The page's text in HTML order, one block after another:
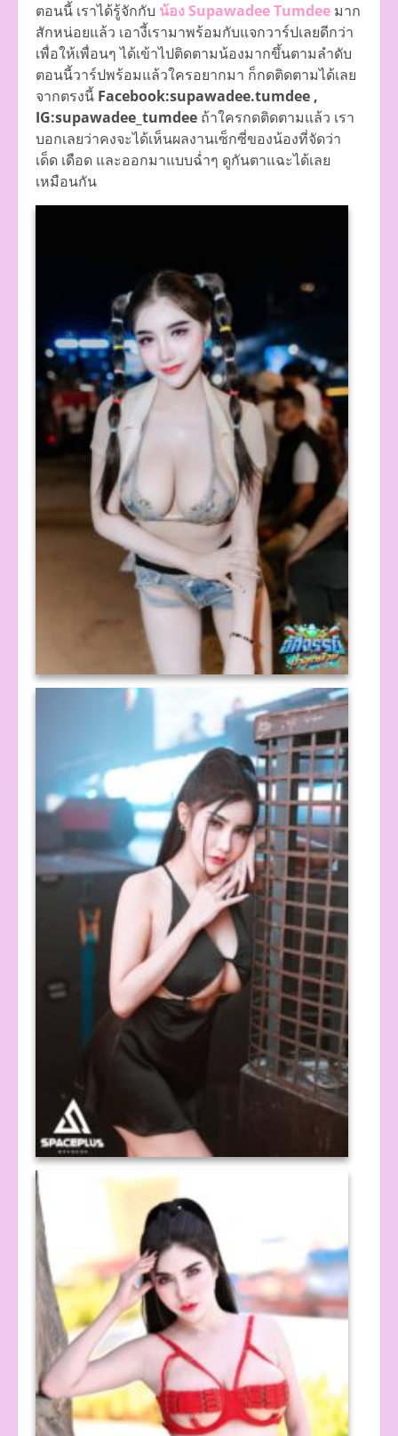
ตอนนี้ เราได้รู้จักกับ น้อง Supawadee Tumdee มาก
สักหน่อยแล้ว เอางี้เรามาพร้อมกับแจกวาร์ปเลยดีกว่า
เพื่อให้เพื่อนๆ ได้เข้าไปติดตามน้องมากขึ้นตามลำดับ
ตอนนี้วาร์ปพร้อมแล้วใครอยากมา ก็กดติดตามได้เลย
จากตรงนี้ Facebook:supawadee.tumdee ,
IG:supawadee_tumdee ถ้าใครกดติดตามแล้ว เรา
บอกเลยว่าคงจะได้เห็นผลงานเซ็กซี่ของน้องที่จัดว่า
เด็ด เดือด และออกมาแบบฉ่ำๆ ดูกันตาแฉะได้เลย
เหมือนกัน